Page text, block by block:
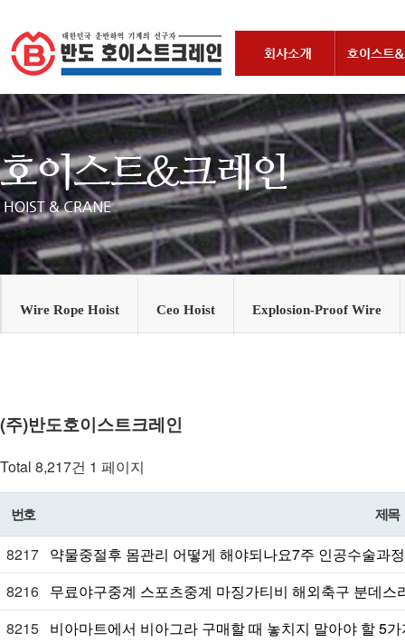
Wire Rope Hoist Ceo Hoist Explosion-Proof Wire
(주)반도호이스트크레인
Total 8,217건 1 페이지
번호 제목
8217 약물중절후 몸관리 어떻게 해야되나요7주 인공수술과
8216 무료야구중계 스포츠중계 마징가티비 해외축구 분데
8215 비아마트에서 비아그라 구매할 때 놓치지 말아야 할 5